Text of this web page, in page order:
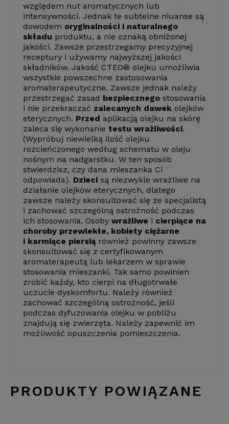
względem nut aromatycznych lub
intensywności. Jednak te subtelne niuanse są
dowodem oryginalności i naturalnego
składu produktu, a nie oznaką obniżonej
jakości. Zawsze przestrzegamy precyzyjnej
receptury i używamy najwyższej jakości
składników. Jakość CTEO® olejku umożliwia
wszystkie powszechne zastosowania
aromaterapeutyczne. Zawsze jednak należy
przestrzegać zasad bezpiecznego stosowania
i nie przekraczać zalecanych dawek olejków
eterycznych. Przed aplikacją olejku na skórę
zaleca się wykonanie testu wrażliwości.
(Wypróbuj niewielką ilość olejku
rozcieńczonego według schematu w oleju
nośnym na nadgarstku. W ten sposób
stwierdzisz, czy dana mieszanka Ci
odpowiada). Dzieci są niezwykle wrażliwe na
działanie olejków eterycznych, dlatego
zawsze należy skonsultować się ze specjalistą
i zachować szczególną ostrożność podczas
ich stosowania. Osoby wrażliwe i cierpiące na
choroby przewlekłe, kobiety ciężarne
i karmiące piersią również powinny zawsze
skonsultować się z certyfikowanym
aromaterapeutą lub lekarzem w sprawie
stosowania mieszanki. Tak samo powinien
zrobić każdy, kto cierpi na długotrwałe
uczucie dyskomfortu. Należy również
zachować szczególną ostrożność, jeśli
podczas dyfuzowania olejku w pobliżu
znajdują się zwierzęta. Należy zapewnić im
możliwość opuszczenia pomieszczenia.
PRODUKTY POWIĄZANE